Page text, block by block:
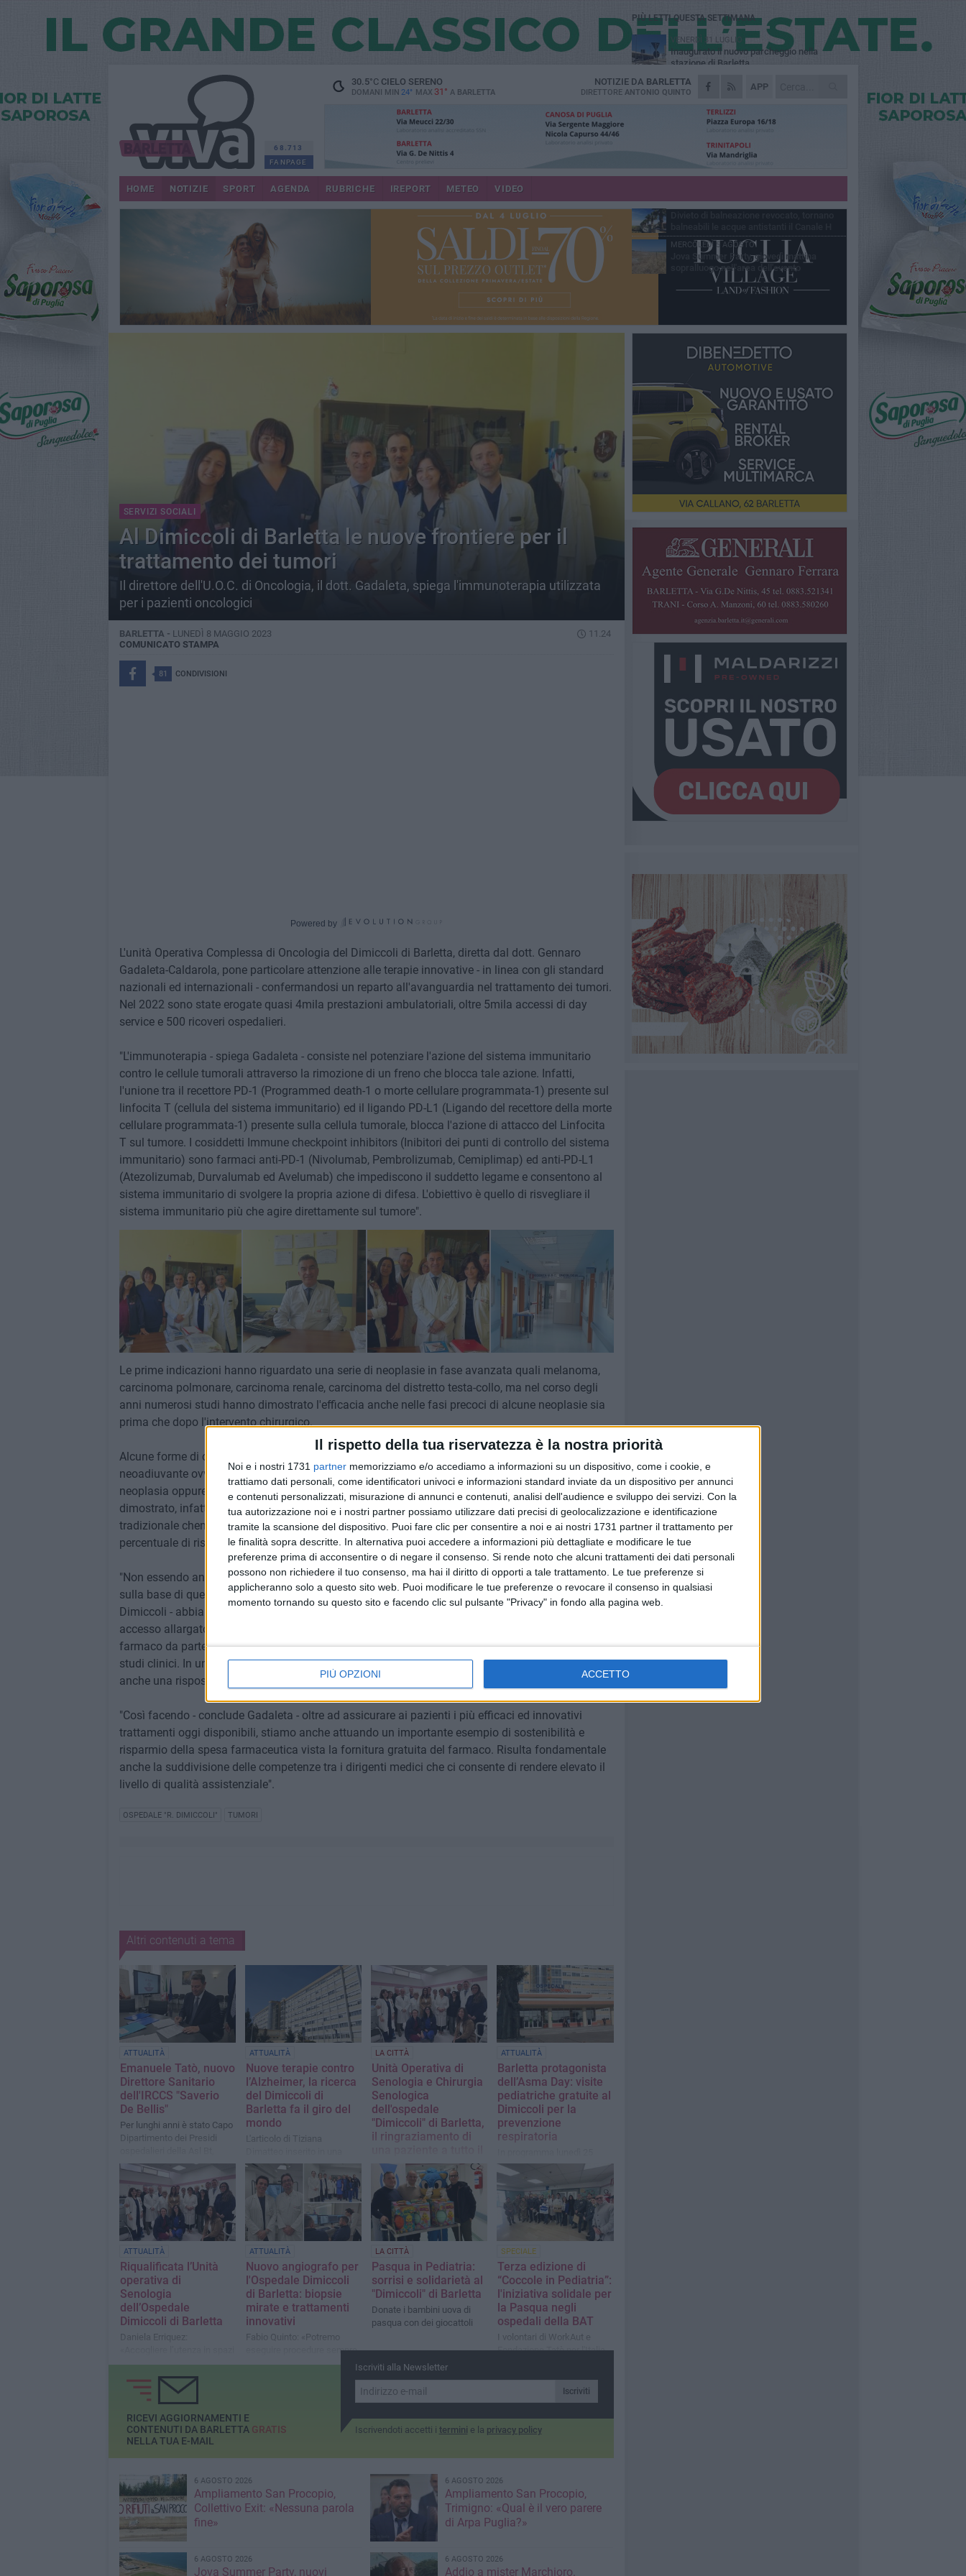
Il rispetto della tua riservatezza è la nostra priorità
Noi e i nostri 1731 partner memorizziamo e/o accediamo a informazioni su un dispositivo, come i cookie, e
trattiamo dati personali, come identificatori univoci e informazioni standard inviate da un dispositivo per annunci
e contenuti personalizzati, misurazione di annunci e contenuti, analisi dell'audience e sviluppo dei servizi. Con la
tua autorizzazione noi e i nostri partner possiamo utilizzare dati precisi di geolocalizzazione e identificazione
tramite la scansione del dispositivo. Puoi fare clic per consentire a noi e ai nostri 1731 partner il trattamento per
le finalità sopra descritte. In alternativa puoi accedere a informazioni più dettagliate e modificare le tue
preferenze prima di acconsentire o di negare il consenso. Si rende noto che alcuni trattamenti dei dati personali
possono non richiedere il tuo consenso, ma hai il diritto di opporti a tale trattamento. Le tue preferenze si
applicheranno solo a questo sito web. Puoi modificare le tue preferenze o revocare il consenso in qualsiasi
momento tornando su questo sito e facendo clic sul pulsante "Privacy" in fondo alla pagina web.
PIÙ OPZIONI ACCETTO
68.713
FANPAGE
30.5°CCIELO SERENO
DOMANI MIN 24° MAX 31° A BARLETTA
APP
NOTIZIE DA BARLETTA
DIRETTORE ANTONIO QUINTO
HOME NOTIZIE SPORT AGENDA RUBRICHE IREPORT METEO VIDEO
SERVIZI SOCIALI
Al Dimiccoli di Barletta le nuove frontiere per il
trattamento dei tumori
Il direttore dell'U.O.C. di Oncologia, il dott. Gadaleta, spiega l'immunoterapia utilizzata
per i pazienti oncologici
BARLETTA - LUNEDÌ 8 MAGGIO 2023
11.24
COMUNICATO STAMPA
81 CONDIVISIONI
Powered by
L'unità Operativa Complessa di Oncologia del Dimiccoli di Barletta, diretta dal dott. Gennaro
Gadaleta-Caldarola, pone particolare attenzione alle terapie innovative - in linea con gli standard
nazionali ed internazionali - confermandosi un reparto all'avanguardia nel trattamento dei tumori.
Nel 2022 sono state erogate quasi 4mila prestazioni ambulatoriali, oltre 5mila accessi di day
service e 500 ricoveri ospedalieri.
"L'immunoterapia - spiega Gadaleta - consiste nel potenziare l'azione del sistema immunitario
contro le cellule tumorali attraverso la rimozione di un freno che blocca tale azione. Infatti,
l'unione tra il recettore PD-1 (Programmed death-1 o morte cellulare programmata-1) presente sul
linfocita T (cellula del sistema immunitario) ed il ligando PD-L1 (Ligando del recettore della morte
cellulare programmata-1) presente sulla cellula tumorale, blocca l'azione di attacco del Linfocita
T sul tumore. I cosiddetti Immune checkpoint inhibitors (Inibitori dei punti di controllo del sistema
immunitario) sono farmaci anti-PD-1 (Nivolumab, Pembrolizumab, Cemiplimap) ed anti-PD-L1
(Atezolizumab, Durvalumab ed Avelumab) che impediscono il suddetto legame e consentono al
sistema immunitario di svolgere la propria azione di difesa. L'obiettivo è quello di risvegliare il
sistema immunitario più che agire direttamente sul tumore".
Le prime indicazioni hanno riguardato una serie di neoplasie in fase avanzata quali melanoma,
carcinoma polmonare, carcinoma renale, carcinoma del distretto testa-collo, ma nel corso degli
anni numerosi studi hanno dimostrato l'efficacia anche nelle fasi precoci di alcune neoplasie sia
prima che dopo l'intervento chirurgico.
Alcune forme di carcinoma mammario, soprattutto, traggono beneficio dalla chemioterapia
neoadiuvante ovvero quella somministrata prima dell'intervento per rendere operabile la
neoplasia oppure per rendere possibile una chirurgia conservativa. Un recente studio ha
dimostrato, infatti, che l'aggiunta dell'immunoterapia (con il farmaco Pembrolizumab) alla
tradizionale chemioterapia neoadiuvante nelle pazienti triple-negative è in grado di migliorare la
percentuale di risposte patologiche complete.
"Non essendo ancora stata autorizzata dall'AIFA l'immissione in commercio di questo farmaco,
sulla base di questi interessanti dati - commenta il responsabile della UOC di Oncologia del
Dimiccoli - abbiamo trattato con successo parecchie pazienti nell'ambito dell'EAP (Programma di
accesso allargato), detto anche uso compassionevole, che consiste nella fornitura gratuita del
farmaco da parte dell'azienda farmaceutica prima dell'immissione in commercio ed al di fuori di
studi clinici. In un caso specifico di paziente con carcinoma mammario triple-negative c'è stata
anche una risposta patologica completa con la totale scomparsa del tumore".
"Così facendo - conclude Gadaleta - oltre ad assicurare ai pazienti i più efficaci ed innovativi
trattamenti oggi disponibili, stiamo anche attuando un importante esempio di sostenibilità e
risparmio della spesa farmaceutica vista la fornitura gratuita del farmaco. Risulta fondamentale
anche la suddivisione delle competenze tra i dirigenti medici che ci consente di rendere elevato il
livello di qualità assistenziale".
OSPEDALE "R. DIMICCOLI" TUMORI
Altri contenuti a tema
ATTUALITÀ
Emanuele Tatò, nuovo
Direttore Sanitario
dell'IRCCS "Saverio
De Bellis"
Per lunghi anni è stato Capo
Dipartimento dei Presidi
direttore del "Dimiccoli" e
del "Bonomo"
ATTUALITÀ
Nuove terapie contro
l’Alzheimer, la ricerca
del Dimiccoli di
Barletta fa il giro del
mondo
L'articolo di Tiziana
rivista scientifica
internazionale
LA CITTÀ
Unità Operativa di
Senologia e Chirurgia
Senologica
dell'ospedale
"Dimiccoli" di Barletta,
il ringraziamento di
personale
La lettera aperta
ATTUALITÀ
Barletta protagonista
dell’Asma Day: visite
pediatriche gratuite al
Dimiccoli per la
prevenzione
respiratoria
maggio
ATTUALITÀ
Riqualificata l’Unità
operativa di
Senologia
dell’Ospedale
Dimiccoli di Barletta
Daniela Erriquez:
gradevoli e avere a
disposizione percorsi
dedicati è per noi un
elemento di qualità»
ATTUALITÀ
Nuovo angiografo per
l'Ospedale Dimiccoli
di Barletta: biopsie
mirate e trattamenti
innovativi
Fabio Quinto: «Potremo
eseguire procedure sempre
più precise e mini-invasive»
LA CITTÀ
Pasqua in Pediatria:
sorrisi e solidarietà al
"Dimiccoli" di Barletta
Donate i bambini uova di
pasqua con dei giocattoli
SPECIALE
Terza edizione di
“Coccole in Pediatria”:
l'iniziativa solidale per
la Pasqua negli
ospedali della BAT
I volontari di WorkAut e
Fondazione Tatò per l'Italia
Iscriviti alla Newsletter
Iscriviti
Iscrivendoti accetti i termini e la privacy policy
RICEVI AGGIORNAMENTI E
CONTENUTI DA BARLETTA GRATIS
NELLA TUA E-MAIL
6 AGOSTO 2026
Ampliamento San Procopio,
Collettivo Exit: «Nessuna parola
fine»
6 AGOSTO 2026
Ampliamento San Procopio,
Trimigno: «Qual è il vero parere
di Arpa Puglia?»
6 AGOSTO 2026
Jova Summer Party, nuovi
6 AGOSTO 2026
Addio a mister Marchioro.
PIÙ LETTI QUESTA SETTIMANA
VENERDÌ 31 LUGLIO
Inaugurato il nuovo parcheggio nella
stazione di Barletta
MERCOLEDÌ 5 AGOSTO
Barletta piange Gioacchino Dagnello:
GIOVEDÌ 30 LUGLIO
gioielleria, banditi in fuga
DOMENICA 2 AGOSTO
Beni confiscati alla mafia. Nasce il servizio
VENERDÌ 31 LUGLIO
MERCOLEDÌ 5 AGOSTO
Jova Summer Party, giovedì mattina
sopralluogo nell'area dell'evento